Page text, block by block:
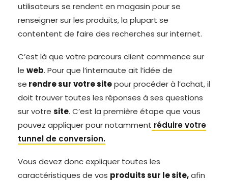
utilisateurs se rendent en magasin pour se
renseigner sur les produits, la plupart se
contentent de faire des recherches sur internet.
C’est là que votre parcours client commence sur
le web. Pour que l’internaute ait l’idée de
se rendre sur votre sitepour procéder à l’achat, il
doit trouver toutes les réponses à ses questions
sur votre site. C’est la première étape que vous
pouvez appliquer pour notamment réduire votre
tunnel de conversion.
Vous devez donc expliquer toutes les
caractéristiques de vos produits sur le site,afin